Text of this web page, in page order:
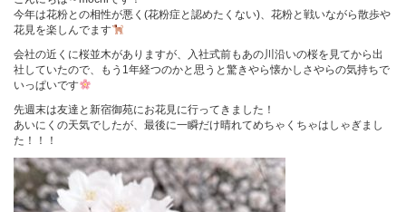
今年は花粉との相性が悪く(花粉症と認めたくない)、花粉と戦いながら散歩や
花見を楽しんでます
会社の近くに桜並木がありますが、入社式前もあの川沿いの桜を見てから出
社していたので、もう1年経つのかと思うと驚きやら懐かしさやらの気持ちで
いっぱいです
先週末は友達と新宿御苑にお花見に行ってきました！
あいにくの天気でしたが、最後に一瞬だけ晴れてめちゃくちゃはしゃぎまし
た！！！